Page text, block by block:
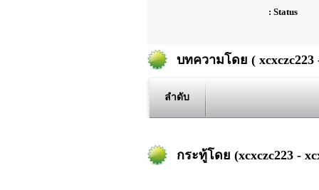
: Status
บทความโดย ( xcxczc223
ลำดับ
กระทู้โดย (xcxczc223 -